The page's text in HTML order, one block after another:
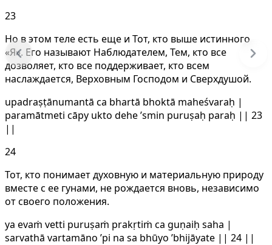
23
Но в этом теле есть еще и Тот, кто выше истинного
«Я». Его называют Наблюдателем, Тем, кто все
дозволяет, кто все поддерживает, кто всем
наслаждается, Верховным Господом и Сверхдушой.
upadraṣṭānumantā ca bhartā bhoktā maheśvaraḥ |
paramātmeti cāpy ukto dehe ’smin puruṣaḥ paraḥ || 23
||
24
Тот, кто понимает духовную и материальную природу
вместе с ее гунами, не рождается вновь, независимо
от своего положения.
ya evaṁ vetti puruṣaṁ prakṛtiṁ ca guṇaiḥ saha |
sarvathā vartamāno ’pi na sa bhūyo ’bhijāyate || 24 ||